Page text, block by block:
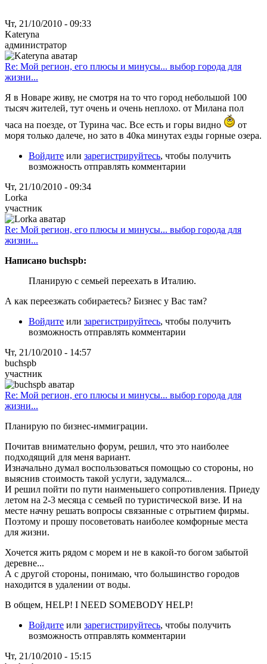
Чт, 21/10/2010 - 09:33
Kateryna
администратор
Re: Мой регион, его плюсы и минусы... выбор города для
жизни...
Я в Новаре живу, не смотря на то что город небольшой 100
тысяч жителей, тут очень и очень неплохо. от Милана пол
часа на поезде, от Турина час. Все есть и горы видно
от
моря только далече, но зато в 40ка минутах езды горные озера.
Войдите или зарегистрируйтесь, чтобы получить
возможность отправлять комментарии
Чт, 21/10/2010 - 09:34
Lorka
участник
Re: Мой регион, его плюсы и минусы... выбор города для
жизни...
Написано buchspb:
Планирую с семьей переехать в Италию.
А как переезжать собираетесь? Бизнес у Вас там?
Войдите или зарегистрируйтесь, чтобы получить
возможность отправлять комментарии
Чт, 21/10/2010 - 14:57
buchspb
участник
Re: Мой регион, его плюсы и минусы... выбор города для
жизни...
Планирую по бизнес-иммиграции.
Почитав внимательно форум, решил, что это наиболее
подходящий для меня вариант.
Изначально думал воспользоваться помощью со стороны, но
выяснив стоимость такой услуги, задумался...
И решил пойти по пути наименьшего сопротивления. Приеду
летом на 2-3 месяца с семьей по туристической визе. И на
месте начну решать вопросы связанные с отрытием фирмы.
Поэтому и прошу посоветовать наиболее комфорные места
для жизни.
Хочется жить рядом с морем и не в какой-то богом забытой
деревне...
А с другой стороны, понимаю, что большинство городов
находится в удалении от воды.
В общем, HELP! I NEED SOMEBODY HELP!
Войдите или зарегистрируйтесь, чтобы получить
возможность отправлять комментарии
Чт, 21/10/2010 - 15:15